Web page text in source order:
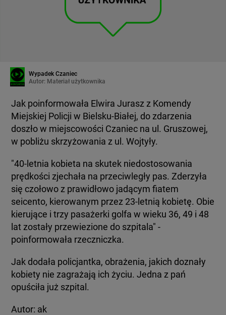
Wypadek Czaniec
Autor: Materiał użytkownika
Jak poinformowała Elwira Jurasz z Komendy
Miejskiej Policji w Bielsku-Białej, do zdarzenia
doszło w miejscowości Czaniec na ul. Gruszowej,
w pobliżu skrzyżowania z ul. Wojtyły.
"40-letnia kobieta na skutek niedostosowania
prędkości zjechała na przeciwległy pas. Zderzyła
się czołowo z prawidłowo jadącym fiatem
seicento, kierowanym przez 23-letnią kobietę. Obie
kierujące i trzy pasażerki golfa w wieku 36, 49 i 48
lat zostały przewiezione do szpitala" -
poinformowała rzeczniczka.
Jak dodała policjantka, obrażenia, jakich doznały
kobiety nie zagrażają ich życiu. Jedna z pań
opuściła już szpital.
Autor: ak